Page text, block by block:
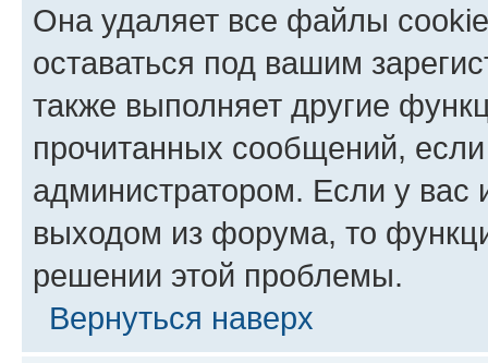
Она удаляет все файлы
оставаться под вашим
также выполняет другие
прочитанных сообщений,
администратором. Если у
выходом из форума, то
решении этой проблемы.
Вернуться наверх